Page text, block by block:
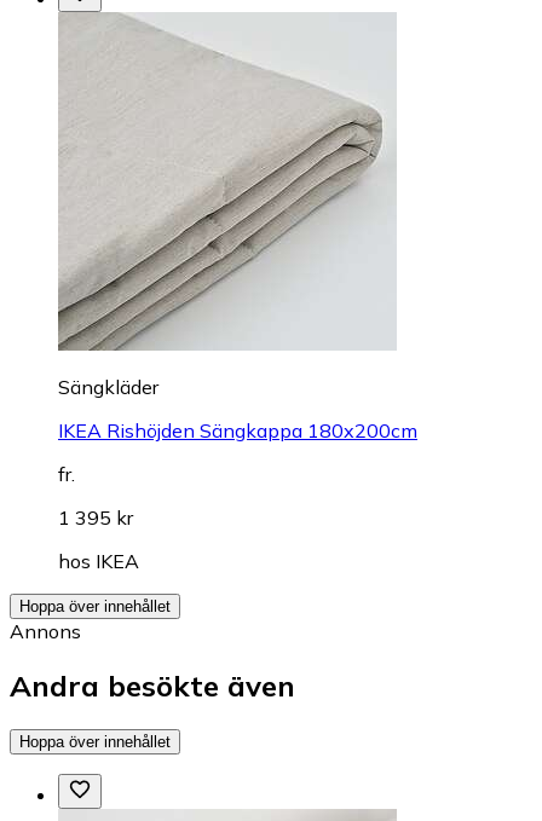
Sängkläder
IKEA Rishöjden Sängkappa 180x200cm
fr.
1 395 kr
hos IKEA
Hoppa över innehållet
Annons
Andra besökte även
Hoppa över innehållet